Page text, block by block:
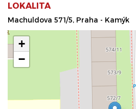
LOKALITA
Machuldova 571/5, Praha - Kamýk
+
−